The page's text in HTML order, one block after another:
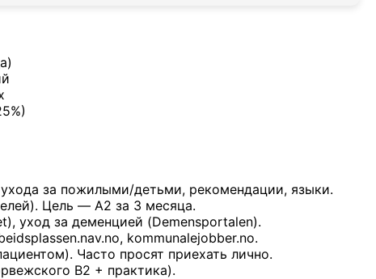
за пожилыми/детьми, рекомендации, языки.
Цель — A2 за 3 месяца.
уход за деменцией (Demensportalen).
kommunalejobber.no.
Часто просят приехать лично.
B2 + практика).